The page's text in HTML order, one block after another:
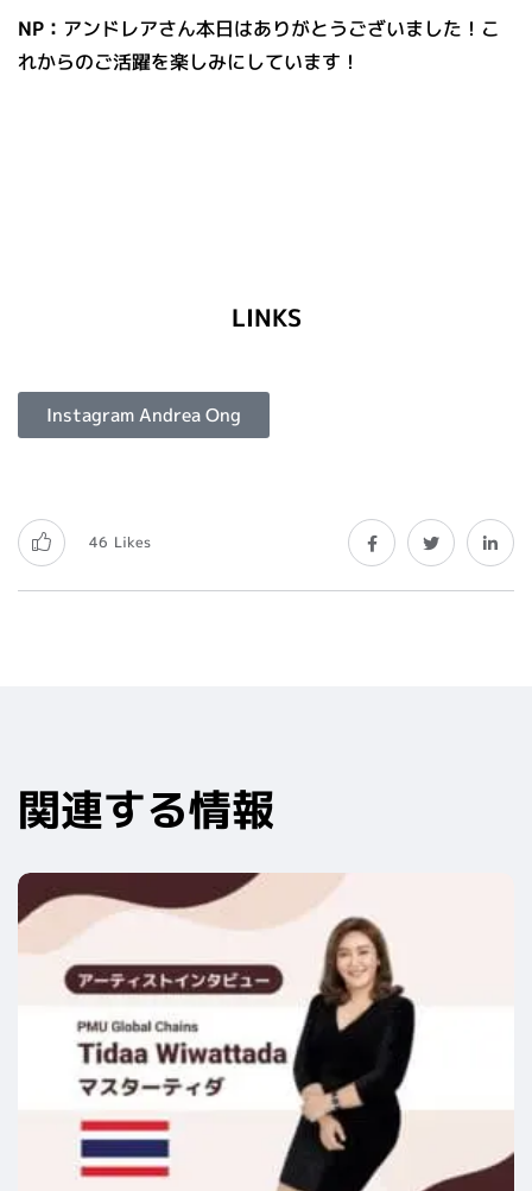
NP： アンドレアさん本日はありがとうございました！こ
れからのご活躍を楽しみにしています！
LINKS
Instagram Andrea Ong
46 Likes
関連する情報